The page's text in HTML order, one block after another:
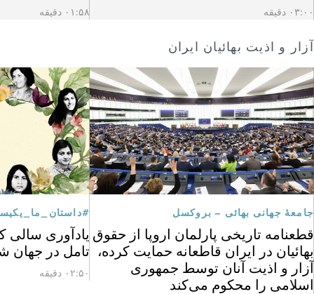
۰۳:۰۰ دقیقه ۰۱:۵۸ دقیقه
آزار و اذیت بهائیان ایران
جامعهٔ جهانی بهائی – بروکسل
قطعنامه تاریخی پارلمان اروپا از حقوق
بهائیان در ایران قاطعانه حمایت کرده،
آزار و اذیت آنان توسط جمهوری
اسلامی را محکوم می‌کند
یادآوری سالی
تامل در جهان
۰۲:۵۰ دقیقه